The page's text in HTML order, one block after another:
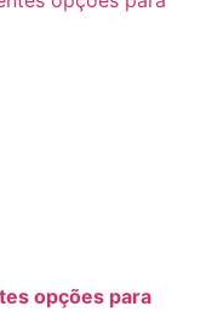
opções para